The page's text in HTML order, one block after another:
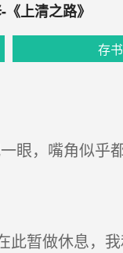
上清之路》
存
，嘴角似乎
暂做休息，